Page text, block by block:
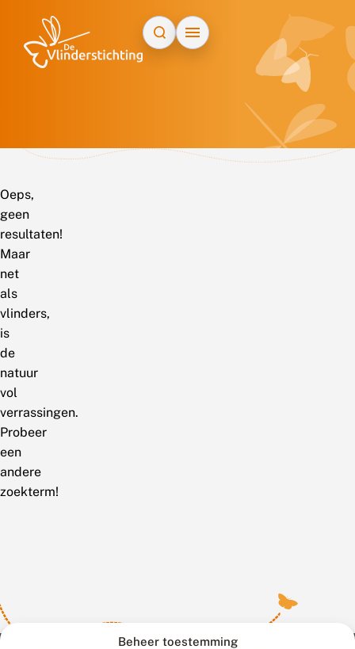
Beheer toestemming
Oeps,
geen
resultaten!
Maar
net
als
vlinders,
is
de
natuur
vol
verrassingen.
Probeer
een
andere
zoekterm!